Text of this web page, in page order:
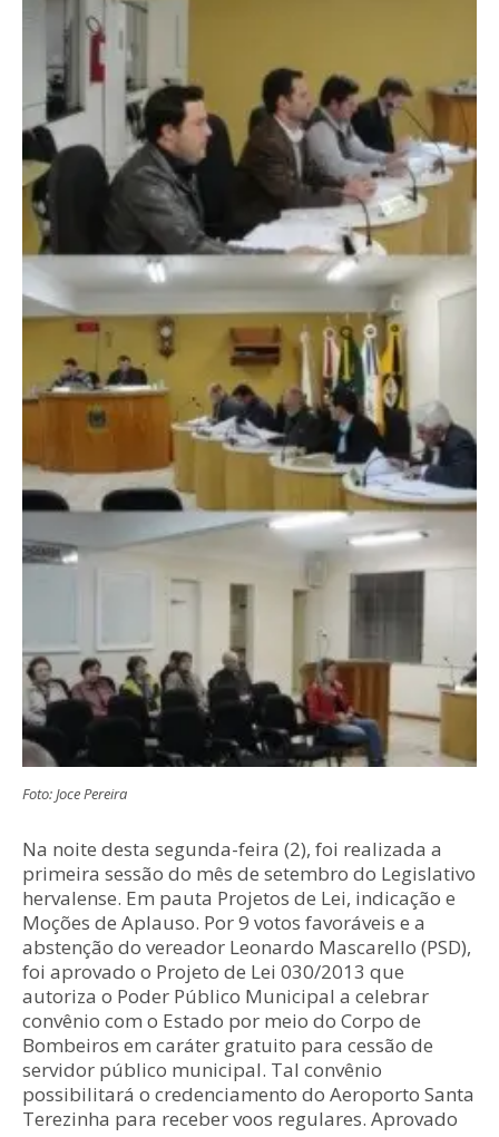
Foto: Joce Pereira
Na noite desta segunda-feira (2), foi realizada a
primeira sessão do mês de setembro do Legislativo
hervalense. Em pauta Projetos de Lei, indicação e
Moções de Aplauso. Por 9 votos favoráveis e a
abstenção do vereador Leonardo Mascarello (PSD),
foi aprovado o Projeto de Lei 030/2013 que
autoriza o Poder Público Municipal a celebrar
convênio com o Estado por meio do Corpo de
Bombeiros em caráter gratuito para cessão de
servidor público municipal. Tal convênio
possibilitará o credenciamento do Aeroporto Santa
Terezinha para receber voos regulares. Aprovado